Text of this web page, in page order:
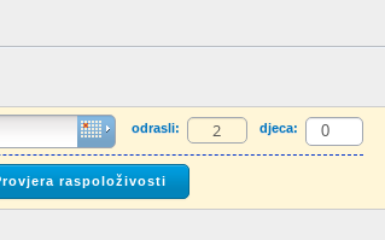
odrasli: djeca: